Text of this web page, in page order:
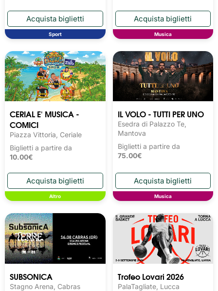
Sport Musica
CERIAL E' MUSICA -
COMICI
Piazza Vittoria, Ceriale
Biglietti a partire da
10.00€
Altro
IL VOLO - TUTTI PER UNO
Esedra di Palazzo Te,
Mantova
Biglietti a partire da
75.00€
Musica
SUBSONICA
Stagno Arena, Cabras
Trofeo Lovari 2026
PalaTagliate, Lucca